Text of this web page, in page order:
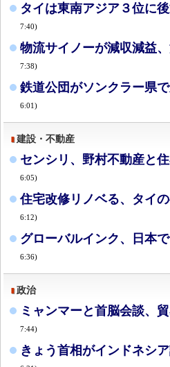
タイは東南アジア３位に
7:40)
物流サイノーが減収減益
7:38)
鉄道公団がソンクラー県
6:01)
建設・不動産
センシリ、野村不動産と
6:05)
住宅改修リノベる、タイ
6:12)
グローバルインク、日本
6:36)
政治
ミャンマーと首脳会談、
7:44)
きょう首相がインドネシ